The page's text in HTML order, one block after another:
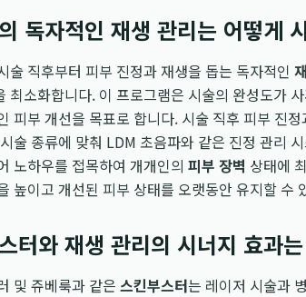
독자적인 재생 관리는 어떻게
술 직후부터 피부 진정과 재생을 돕는 독자적인
최소화합니다. 이 프로그램은 시술의 완성도가
피부 개선을 목표로 합니다. 시술 직후 피부 진
술 종류에 맞춰 LDM 초음파와 같은 진정 관리
노하우를 접목하여 개개인의 피부 장벽 상태에
높이고 개선된 피부 상태를 오랫동안 유지할 수
터와 재생 관리의 시너지 효과
및 쥬베룩과 같은 스킨부스터는 레이저 시술과